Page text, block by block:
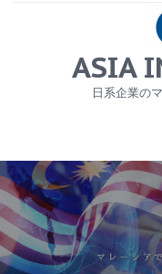
ニュース
労務サービス
プライバシーポリシ
お問合せ
ASIA
日系企業の